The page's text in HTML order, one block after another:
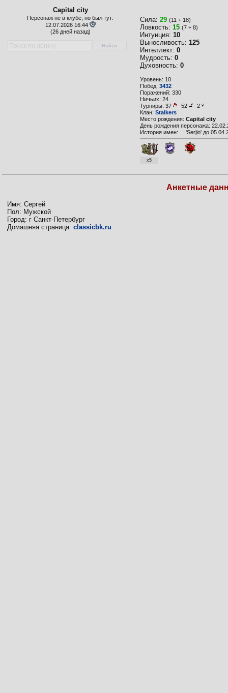
Capital city
Персонаж не в клубе, но был тут:
12.07.2026 16:44
(26 дней назад)
Сила: 29 (11 + 18)
Ловкость: 15 (7 + 8)
Интуиция: 10
Выносливость: 125
Интеллект: 0
Мудрость: 0
Духовность: 0
Уровень: 10
Побед: 3432
Поражений: 330
Ничьих: 24
Турниры: 37 52
2
Клан: Stalkers
Место рождения: Capital city
День рождения персонажа:
История имен:
'Serjio' до
x5
Анкетные
Имя: Сергей
Пол: Мужской
Город: г Санкт-Петербург
Домашняя страница: classicbk.ru